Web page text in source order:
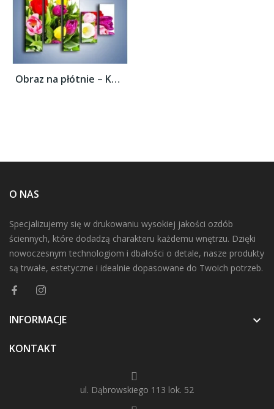
Obraz na płótnie – Kolorowe tulipany w...
O NAS
Specjalizujemy się w drukowaniu wysokiej jakości ozdób
ściennych, które dodadzą charakteru każdemu wnętrzu. Dzięki
nowoczesnym technologiom i dbałości o detale, nasze produkty
są trwałe, estetyczne i idealnie dopasowane do Twoich potrzeb.
INFORMACJE 
KONTAKT
ul. Dąbrowskiego 113 lok. 52